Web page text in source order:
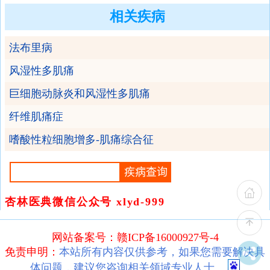
相关疾病
法布里病
风湿性多肌痛
巨细胞动脉炎和风湿性多肌痛
纤维肌痛症
嗜酸性粒细胞增多-肌痛综合征
杏林医典微信公众号 xlyd-999
网站备案号：赣ICP备16000927号-4
免责申明： 本站所有内容仅供参考，如果您需要解决具
体问题，建议您咨询相关领域专业人士。